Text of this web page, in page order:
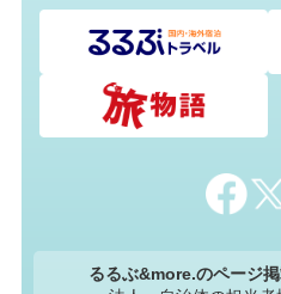
るるぶ&more.のページ